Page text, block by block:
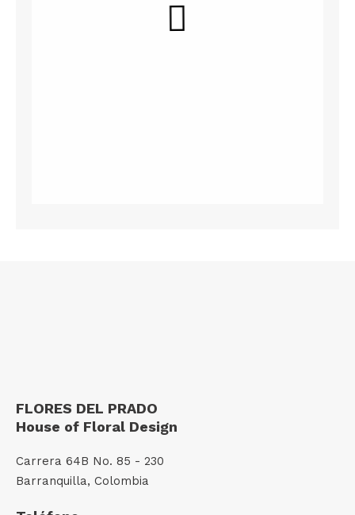
FLORES DEL PRADO
House of Floral Design
Carrera 64B No. 85 - 230
Barranquilla, Colombia